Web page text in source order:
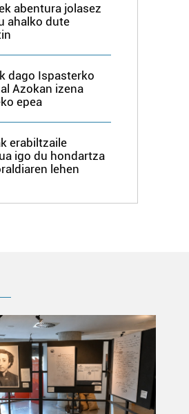
propioak eta hirugarrenen cookie-
Zure esperientzia eta
ematen diguzu.
abentura jolasez
ahalko dute
dago Ispasterko
Azokan izena
epea
erabiltzaile
igo du hondartza
lehen